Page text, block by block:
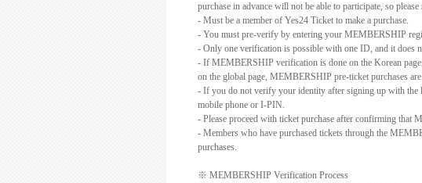
purchase in advance will not be able to participate, so please
- Must be a member of Yes24 Ticket to make a purchase.
- You must pre-verify by entering your MEMBERSHIP
- Only one verification is possible with one ID, and it does
- If MEMBERSHIP verification is done on the Korean
on the global page, MEMBERSHIP pre-ticket purchases
- If you do not verify your identity after signing up with the
mobile phone or I-PIN.
- Please proceed with ticket purchase after confirming that
- Members who have purchased tickets through the
purchases.
※ MEMBERSHIP Verification Process